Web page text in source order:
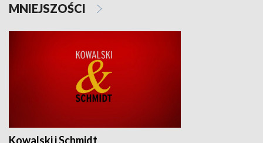
MNIEJSZOŚCI
Kowalski i Schmidt